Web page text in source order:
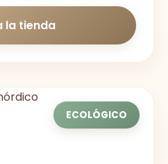
la tienda
ECOLÓGICO